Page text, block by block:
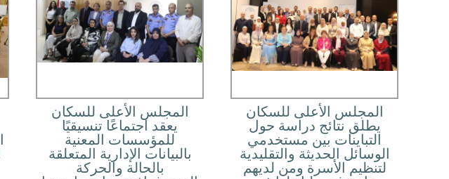
المجلس الأعلى للسكان
يطلق نتائج دراسة حول
التباينات بين مستخدمي
الوسائل الحديثة والتقليدية
لتنظيم الأسرة ومن لديهم
المجلس الأعلى للسكان
يعقد اجتماعًا تنسيقيًا
للمؤسسات المعنية
بالبيانات الإدارية المتعلقة
بالحالة والحركة